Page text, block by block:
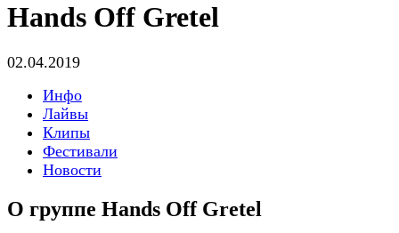
Hands Off Gretel
02.04.2019
Инфо
Лайвы
Клипы
Фестивали
Новости
О группе Hands Off Gretel